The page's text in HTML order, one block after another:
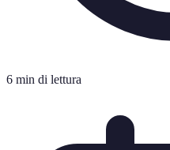
6 min di lettura